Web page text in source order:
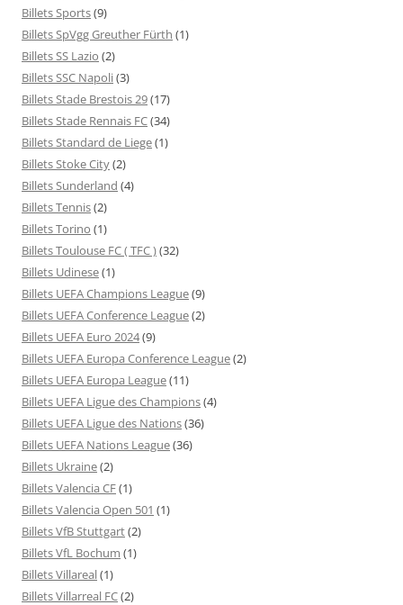
Billets Sports(9)
Billets SpVgg Greuther Fürth (1)
Billets SS Lazio (2)
Billets SSC Napoli(3)
Billets Stade Brestois 29(17)
Billets Stade Rennais FC(34)
Billets Standard de Liege(1)
Billets Stoke City(2)
Billets Sunderland (4)
Billets Tennis(2)
Billets Torino (1)
Billets Toulouse FC ( TFC )(32)
Billets Udinese(1)
Billets UEFA Champions League(9)
Billets UEFA Conference League(2)
Billets UEFA Euro 2024(9)
Billets UEFA Europa Conference League(2)
Billets UEFA Europa League(11)
Billets UEFA Ligue des Champions(4)
Billets UEFA Ligue des Nations(36)
Billets UEFA Nations League(36)
Billets Ukraine(2)
Billets Valencia CF(1)
Billets Valencia Open 501 (1)
Billets VfB Stuttgart(2)
Billets VfL Bochum (1)
Billets Villareal(1)
Billets Villarreal FC(2)